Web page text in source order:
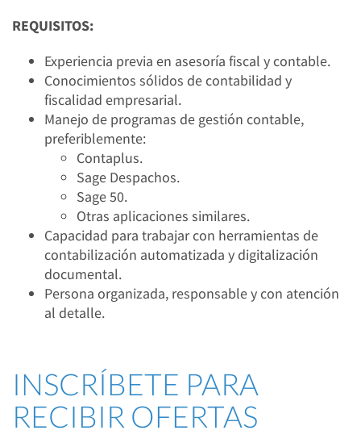
REQUISITOS:
Experiencia previa en asesoría fiscal y contable.
Conocimientos sólidos de contabilidad y
fiscalidad empresarial.
Manejo de programas de gestión contable,
preferiblemente:
Contaplus.
Sage Despachos.
Sage 50.
Otras aplicaciones similares.
Capacidad para trabajar con herramientas de
contabilización automatizada y digitalización
documental.
Persona organizada, responsable y con atención
al detalle.
INSCRÍBETE PARA
RECIBIR OFERTAS